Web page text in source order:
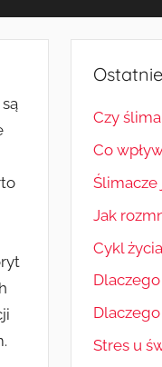
Czy
Co
Ślimacze
Jak
Cykl
Stres u